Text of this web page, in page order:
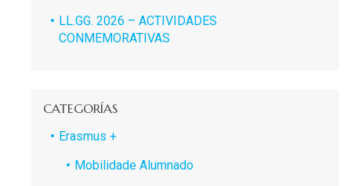
LL.GG. 2026 – ACTIVIDADES
CONMEMORATIVAS
CATEGORÍAS
Erasmus +
Mobilidade Alumnado